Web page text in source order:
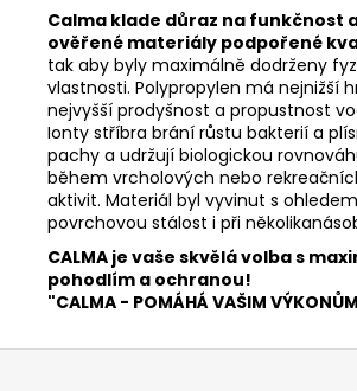
Calma klade důraz na funkčnost
ověřené materiály podpořené
tak aby byly maximálně dodrženy
vlastnosti. Polypropylen má nejnižší
nejvyšší prodyšnost a propustnost
Ionty stříbra brání růstu bakterií a
pachy a udržují biologickou
během vrcholových nebo
aktivit. Materiál byl vyvinut s
povrchovou stálost i při
CALMA je vaše skvělá volba s
pohodlím a ochranou!
"CALMA - POMÁHÁ VAŠIM